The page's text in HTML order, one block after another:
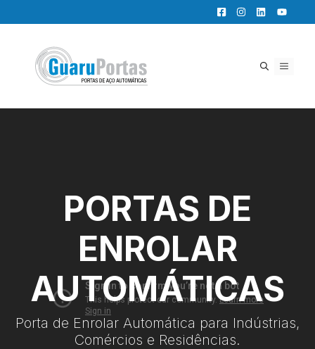
para
conteúdo
MENU
PORTAS DE
ENROLAR
AUTOMÁTICAS
Porta de Enrolar Automática para Indústrias,
Comércios e Residências.